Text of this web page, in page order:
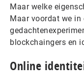
Maar welke
Maar voordat we
blockchaingers en
Online